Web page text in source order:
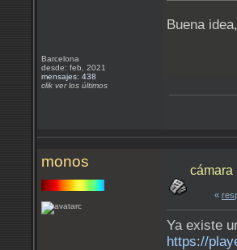
Barcelona
desde: feb, 2021
mensajes: 438
clik ver los últimos
Buena
monos
cámara
«
Ya existe
https://